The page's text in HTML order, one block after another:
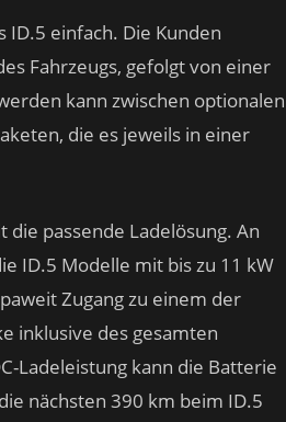
einfach. Die Kunden
Fahrzeugs, gefolgt von einer
kann zwischen optionalen
die es jeweils in einer
die passende Ladelösung. An
ID.5 Modelle mit bis zu 11 kW
Zugang zu einem der
inklusive des gesamten
Ladeleistung kann die Batterie
nächsten 390 km beim ID.5